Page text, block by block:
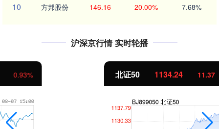
10 方邦股份 146.16 20.00% 7.68%
沪深京行情 实时轮播
11.37 1.01%